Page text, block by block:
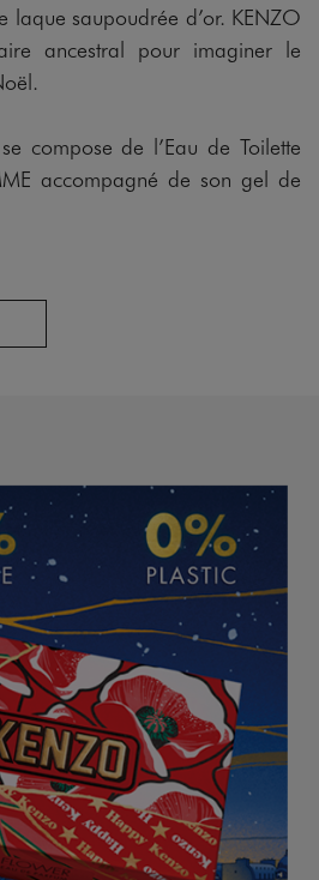
laque saupoudrée d’or. KENZO
ancestral pour imaginer le
compose de l’Eau de Toilette
accompagné de son gel de